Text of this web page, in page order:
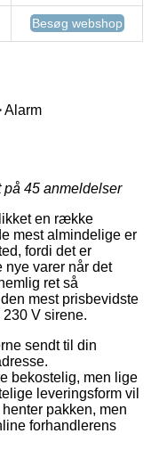
Besøg webshop
Alarm
på 45 anmeldelser
en række
mest almindelige er
fordi det er
nye varer når det
ret så
mest prisbevidste
V sirene.
sendt til din
bekostelig, men lige
leveringsform vil
pakken, men
forhandlerens